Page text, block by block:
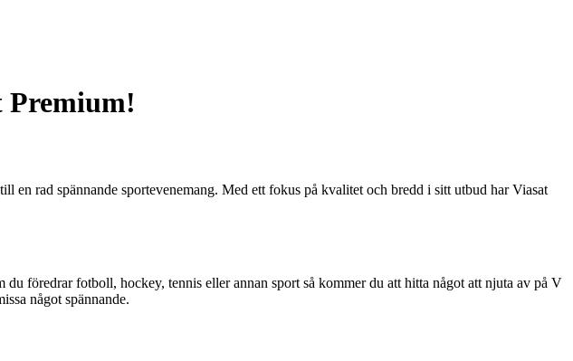
Premium!
rad spännande sportevenemang. Med ett fokus på kvalitet och bredd i sitt utbud har Viasat
föredrar fotboll, hockey, tennis eller annan sport så kommer du att hitta något att njuta av på V
något spännande.